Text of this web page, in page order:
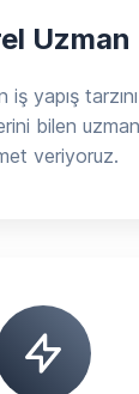
Uzman
iş yapış
bilen
veriyoruz.